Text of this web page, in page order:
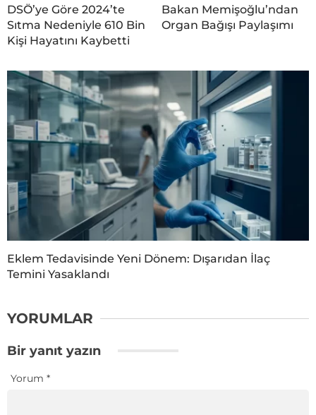
DSÖ’ye Göre 2024’te
Sıtma Nedeniyle 610 Bin
Kişi Hayatını Kaybetti
Bakan Memişoğlu’ndan
Organ Bağışı Paylaşımı
Eklem Tedavisinde Yeni Dönem: Dışarıdan İlaç
Temini Yasaklandı
YORUMLAR
Bir yanıt yazın
Yorum *